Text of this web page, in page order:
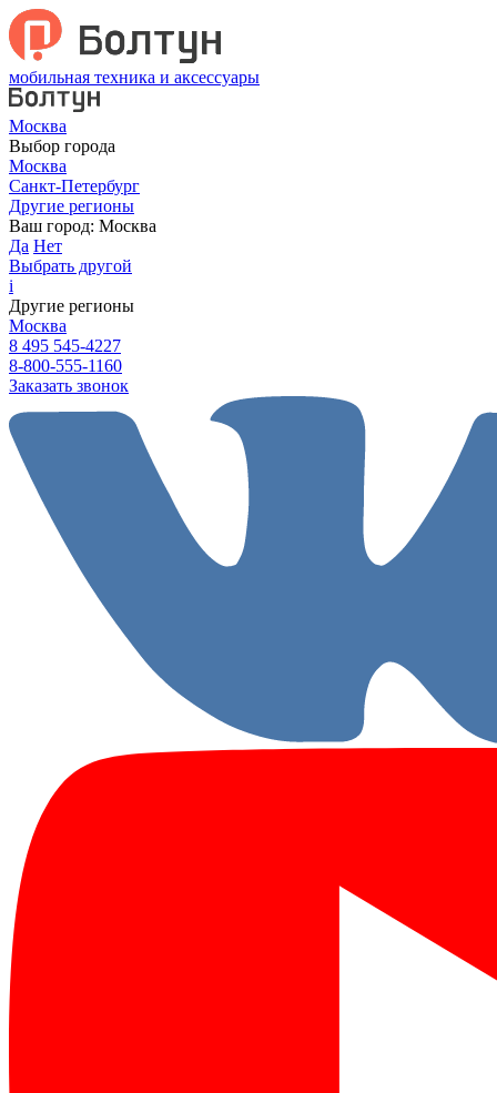
мобильная техника и аксессуары
Москва
Выбор города
Москва
Санкт-Петербург
Другие регионы
Ваш город: Москва
Да Нет
Выбрать другой
i
Другие регионы
Москва
8 495 545-4227
8-800-555-1160
Заказать звонок